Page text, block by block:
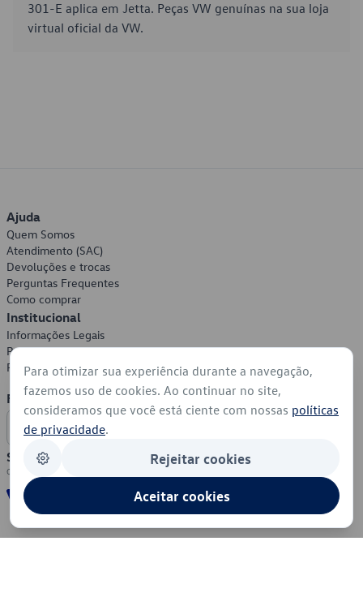
301-E aplica em Jetta. Peças VW genuínas na sua loja
virtual oficial da VW.
Ajuda
Quem Somos
Atendimento (SAC)
Devoluções e trocas
Perguntas Frequentes
Como comprar
Institucional
Informações Legais
Política de Privacidade
Política de Cookies
Formas de Pagamento
Segurança
Para otimizar sua experiência durante a navegação,
fazemos uso de cookies. Ao continuar no site,
consideramos que você está ciente com nossas políticas
de privacidade.
Rejeitar cookies
Aceitar cookies